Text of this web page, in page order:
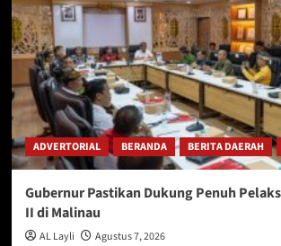
ADVERTORIAL BERANDA BERITA DAERAH
Gubernur Pastikan Dukung Penuh
II di Malinau
AL Layli Agustus 7, 2026